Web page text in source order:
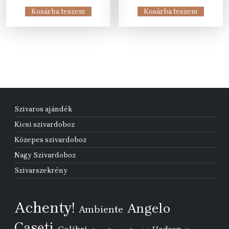
was:
4
is:
3
Kosárba teszem
was:
15
is:
13
Kosárba teszem
Szivaros ajándék
Kicsi szivardoboz
Közepes szivardoboz
Nagy Szivardoboz
Szivarszekrény
Achenty! Ambiente Angelo